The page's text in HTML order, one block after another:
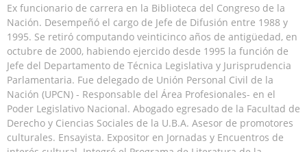
Ex funcionario de carrera en la Biblioteca del Congreso de la
Nación. Desempeñó el cargo de Jefe de Difusión entre 1988 y
1995. Se retiró computando veinticinco años de antigüedad, en
octubre de 2000, habiendo ejercido desde 1995 la función de
Jefe del Departamento de Técnica Legislativa y Jurisprudencia
Parlamentaria. Fue delegado de Unión Personal Civil de la
Nación (UPCN) - Responsable del Área Profesionales- en el
Poder Legislativo Nacional. Abogado egresado de la Facultad de
Derecho y Ciencias Sociales de la U.B.A. Asesor de promotores
culturales. Ensayista. Expositor en Jornadas y Encuentros de